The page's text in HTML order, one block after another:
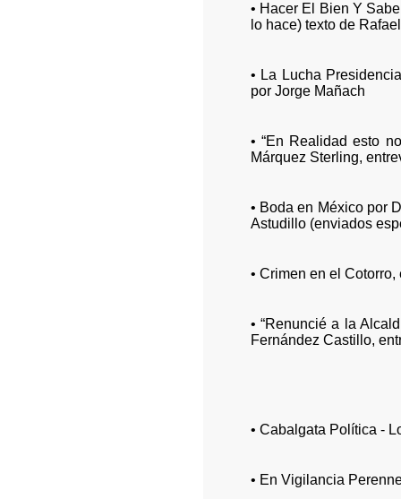
• Hacer El Bien Y
lo hace) texto de
• La Lucha
por Jorge Mañach
• “En Realidad esto
Márquez Sterling,
• Boda en México por
Astudillo (enviados
• Crimen en el
• “Renuncié a la
Fernández Castillo,
• Cabalgata Política -
• En Vigilancia